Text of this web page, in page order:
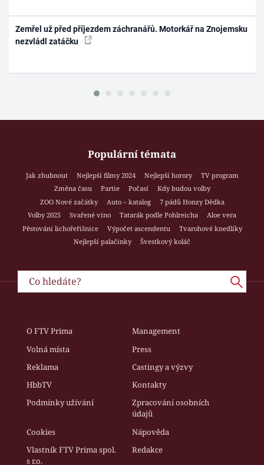
Zemřel už před příjezdem záchranářů. Motorkář na Znojemsku
nezvládl zatáčku
Populární témata
Jak zhubnout Nejlepší filmy 2024 Nejlepší horory
TV program
Změna času
Partie Počasí
Kdy budou volby
ZOO Nové začátky
Auto – katalog
7 pádů Honzy Dědka
Volby 2025
Svařené víno Tatarák podle Pohlreicha
Aloe vera
Pěstování lichořeřišnice
Výpočet ascendentu
Tvarohové knedlíky
Nejlepší palačinky
Švestkový koláč
O FTV Prima
Management
Volná místa
Press
Reklama
Castingy a výzvy
HbbTV
Kontakty
Podmínky užívání
Zpracování osobních
údajů
Cookies
Nápověda
Vlastník FTV Prima spol.
s r.o.
Redakce